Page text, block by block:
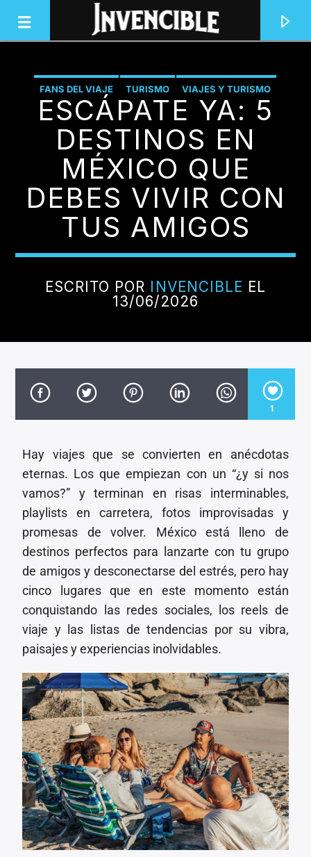
INVENCIBLE RADIO
JUNTOS SOMOS INVENCIBLES
Invencible Radio
FANS DEL VIAJE TURISMO VIAJES Y TURISMO
ESCÁPATE YA: 5
DESTINOS EN
MÉXICO QUE
DEBES VIVIR CON
TUS AMIGOS
ESCRITO POR INVENCIBLE EL
13/06/2026
1
Hay viajes que se convierten en anécdotas
eternas. Los que empiezan con un “¿y si nos
vamos?” y terminan en risas interminables,
playlists en carretera, fotos improvisadas y
promesas de volver. México está lleno de
destinos perfectos para lanzarte con tu grupo
de amigos y desconectarse del estrés, pero hay
cinco lugares que en este momento están
conquistando las redes sociales, los reels de
viaje y las listas de tendencias por su vibra,
paisajes y experiencias inolvidables.